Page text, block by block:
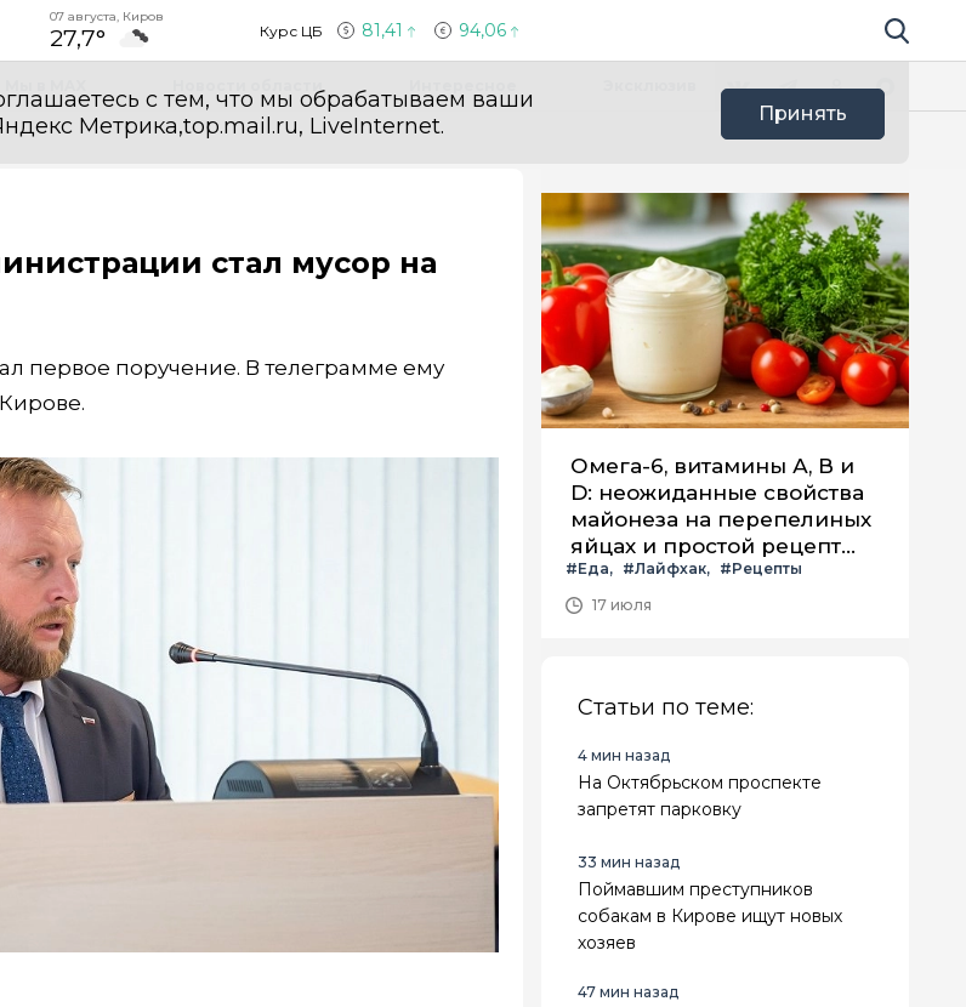
07 августа, Киров
27,7° Курс ЦБ 81,41 94,06 Поиск по
с тем, что мы обрабатываем ваши
Метрика,top.mail.ru, LiveInternet.
Принять
стал мусор на
первое поручение. В телеграмме ему
Омега-6, витамины А, В и
D: неожиданные свойства
майонеза на перепелиных
яйцах и простой рецепт
летнего салата с ним
#Еда #Лайфхак
#Рецепты
17 июля
Статьи по теме:
4 мин назад
На Октябрьском проспекте
запретят парковку
33 мин назад
Поймавшим преступников
собакам в Кирове ищут новых
хозяев
47 мин назад